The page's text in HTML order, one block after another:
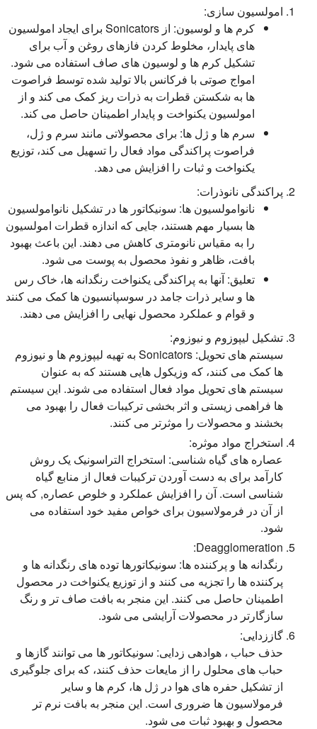
امولسیون سازی:
کرم ها و لوسیون:
از Sonicators برای ایجاد امولسیون
های پایدار، مخلوط کردن فازهای روغن و آب برای
تشکیل کرم ها و لوسیون های صاف استفاده می شود.
امواج صوتی با فرکانس بالا تولید شده توسط فراصوت
ها به شکستن قطرات به ذرات ریز کمک می کند و از
امولسیون یکنواخت و پایدار اطمینان حاصل می کند.
سرم ها و ژل ها: برای محصولاتی مانند سرم و ژل،
فراصوت پراکندگی مواد فعال را تسهیل می کند، توزیع
یکنواخت و ثبات را افزایش می دهد.
پراکندگی نانوذرات:
نانوامولسیون ها: سونیکاتور ها در تشکیل نانوامولسیون
ها بسیار مهم هستند، جایی که اندازه قطرات امولسیون
را به مقیاس نانومتری کاهش می دهند. این باعث بهبود
بافت، ظاهر و نفوذ محصول به پوست می شود.
تعلیق:آنها به پراکندگی یکنواخت رنگدانه ها، خاک رس
ها و سایر ذرات جامد در سوسپانسیون ها کمک می کنند
و قوام و عملکرد محصول نهایی را افزایش می دهند.
تشکیل لیپوزوم و نیوزوم:
سیستم های تحویل:
Sonicators به تهیه لیپوزوم ها و نیوزوم
ها کمک می کنند، که وزیکول هایی هستند که به عنوان
سیستم های تحویل مواد فعال استفاده می شوند. این سیستم
ها فراهمی زیستی و اثر بخشی ترکیبات فعال را بهبود می
بخشند و محصولات را موثرتر می کنند.
استخراج مواد موثره:
عصاره های گیاه شناسی: استخراج التراسونیک یک روش
کارآمد برای به دست آوردن ترکیبات فعال از منابع گیاه
شناسی است. آن را افزایش عملکرد و خلوص عصاره, که پس
از آن در فرمولاسیون برای خواص مفید خود استفاده می
شود.
Deagglomeration:
رنگدانه ها و پرکننده ها: سونیکاتورها توده های رنگدانه ها و
پرکننده ها را تجزیه می کنند و از توزیع یکنواخت در محصول
اطمینان حاصل می کنند. این منجر به بافت صاف تر و رنگ
سازگارتر در محصولات آرایشی می شود.
گاززدایی:
حذف حباب ، هوادهی زدایی: سونیکاتور ها می توانند گازها و
حباب های محلول را از مایعات حذف کنند، که برای جلوگیری
از تشکیل حفره های هوا در ژل ها، کرم ها و سایر
فرمولاسیون ها ضروری است. این منجر به بافت نرم تر
محصول و بهبود ثبات می شود.